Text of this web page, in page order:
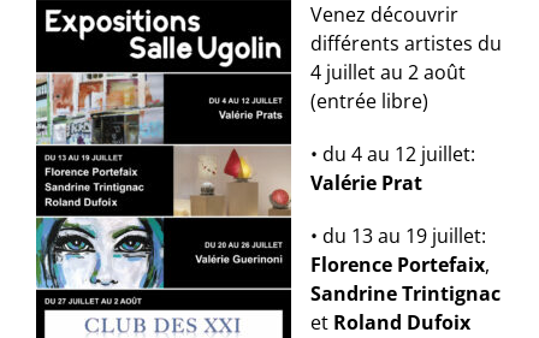
Venez découvrir
différents artistes du
4 juillet au 2 août
(entrée libre)
• du 4 au 12 juillet:
Valérie Prat
• du 13 au 19 juillet:
Florence Portefaix,
Sandrine Trintignac
et Roland Dufoix